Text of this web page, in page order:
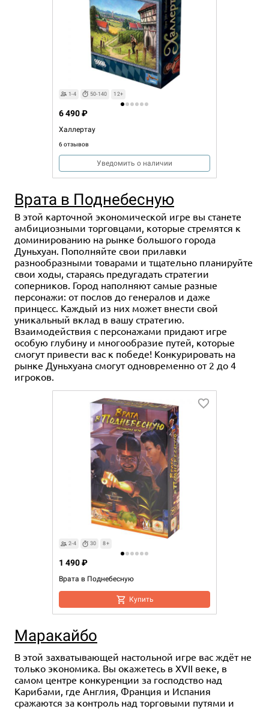
1-4 50-140 12+
Халлертау
6 отзывов
6 490 ₽
Уведомить о наличии
Врата в Поднебесную
В этой карточной экономической игре вы станете
амбициозными торговцами, которые стремятся к
доминированию на рынке большого города
Дуньхуан. Пополняйте свои прилавки
разнообразными товарами и тщательно планируйте
свои ходы, стараясь предугадать стратегии
соперников. Город наполняют самые разные
персонажи: от послов до генералов и даже
принцесс. Каждый из них может внести свой
уникальный вклад в вашу стратегию.
Взаимодействия с персонажами придают игре
особую глубину и многообразие путей, которые
смогут привести вас к победе! Конкурировать на
рынке Дуньхуана смогут одновременно от 2 до 4
игроков.
2-4 30 8+
Врата в Поднебесную
1 490 ₽
Купить
Маракайбо
В этой захватывающей настольной игре вас ждёт не
только экономика. Вы окажетесь в XVII веке, в
самом центре конкуренции за господство над
Карибами, где Англия, Франция и Испания
сражаются за контроль над торговыми путями и